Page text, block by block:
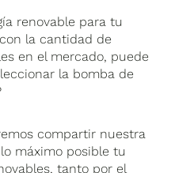
renovable para tu
la cantidad de
en el mercado, puede
la bomba de
compartir nuestra
máximo posible tu
tanto por el